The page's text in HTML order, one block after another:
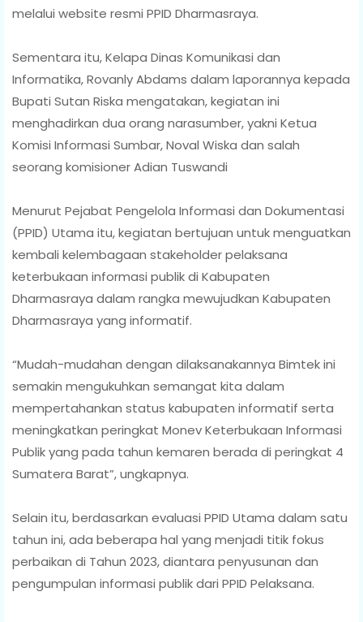
melalui website resmi PPID Dharmasraya.
Sementara itu, Kelapa Dinas Komunikasi dan
Informatika, Rovanly Abdams dalam laporannya kepada
Bupati Sutan Riska mengatakan, kegiatan ini
menghadirkan dua orang narasumber, yakni Ketua
Komisi Informasi Sumbar, Noval Wiska dan salah
seorang komisioner Adian Tuswandi
Menurut Pejabat Pengelola Informasi dan Dokumentasi
(PPID) Utama itu, kegiatan bertujuan untuk menguatkan
kembali kelembagaan stakeholder pelaksana
keterbukaan informasi publik di Kabupaten
Dharmasraya dalam rangka mewujudkan Kabupaten
Dharmasraya yang informatif.
“Mudah-mudahan dengan dilaksanakannya Bimtek ini
semakin mengukuhkan semangat kita dalam
mempertahankan status kabupaten informatif serta
meningkatkan peringkat Monev Keterbukaan Informasi
Publik yang pada tahun kemaren berada di peringkat 4
Sumatera Barat”, ungkapnya.
Selain itu, berdasarkan evaluasi PPID Utama dalam satu
tahun ini, ada beberapa hal yang menjadi titik fokus
perbaikan di Tahun 2023, diantara penyusunan dan
pengumpulan informasi publik dari PPID Pelaksana.